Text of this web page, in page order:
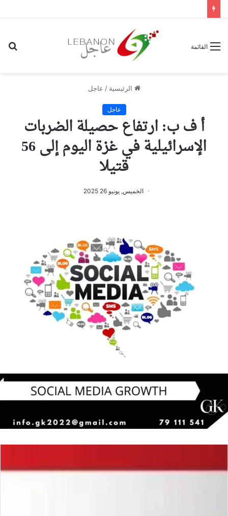
القائمة
الرئيسية / عاجل
عاجل
أ ف ب: ارتفاع حصيلة الضربات
الإسرائيلية في غزة اليوم إلى 56
قتيلا
الخميس, يونيو 26 2025